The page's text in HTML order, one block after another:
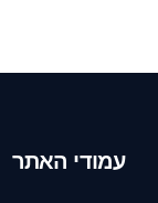
עמודי האתר